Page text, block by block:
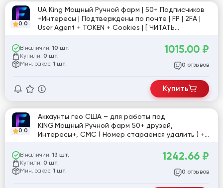
0.0
UA King Мощный Ручной фарм | 50+ Подписчиков
+Интересы | Подтверждены по почте | FP | 2FA |
User Agent + TOKEN + Cookies | [ ЧИТАТЬ
В наличии: 10 шт.
Купили: 0 шт.
Мин. заказ: 1 шт.
1015.00 ₽
0 отзывов
Купить
0.0
Аккаунты гео США – для работы под
KING.Мощный Ручной фарм 50+ друзей,
Интересы+, СМС ( Номер стараемся удалить ) +
Фан-страница, 2Fa ( не всегда установлена ).
Исключительно ручное производство.Читайте
описание!
В наличии: 13 шт.
Купили: 0 шт.
Мин. заказ: 1 шт.
1242.66 ₽
0 отзывов